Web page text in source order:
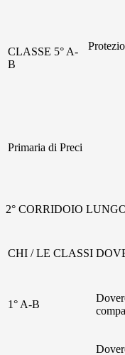
CLASSE 5° A-
B
Primaria di Preci
2° CORRIDOIO
CHI / LE CLASSI
1° A-B